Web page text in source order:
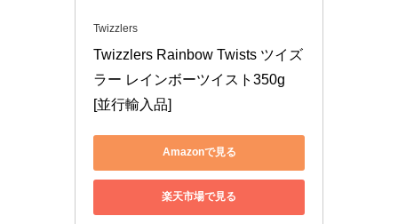
Twizzlers
Twizzlers Rainbow Twists ツイズ
ラー レインボーツイスト350g
[並行輸入品]
Amazonで見る
楽天市場で見る